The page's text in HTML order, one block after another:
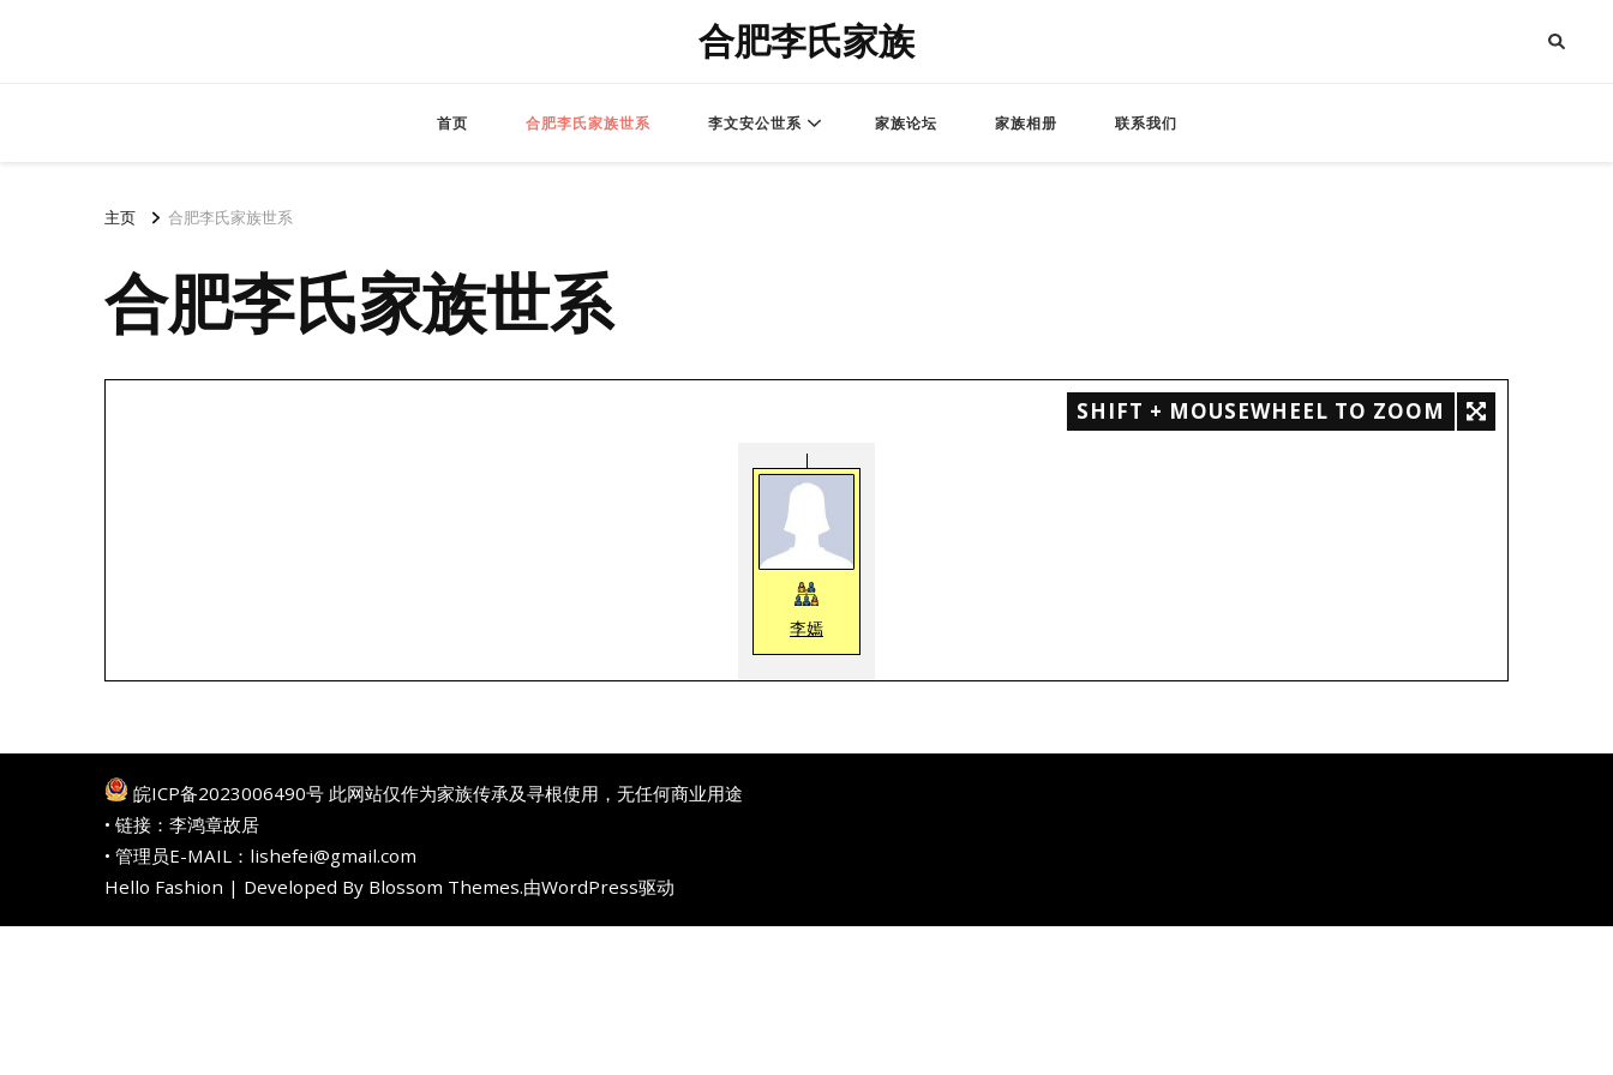
合肥李氏家族
首页 合肥李氏家族世系 李文安公世系 家族论坛 家族相册 联系我们
主页 合肥李氏家族世系
合肥李氏家族世系
SHIFT + MOUSEWHEEL TO ZOOM
李嫣
皖ICP备2023006490号 此网站仅作为家族传承及寻根使用，无任何商业用途
• 链接： 李鸿章故居
• 管理员E-MAIL：lishefei@gmail.com
Hello Fashion | Developed By Blossom Themes.由WordPress驱动